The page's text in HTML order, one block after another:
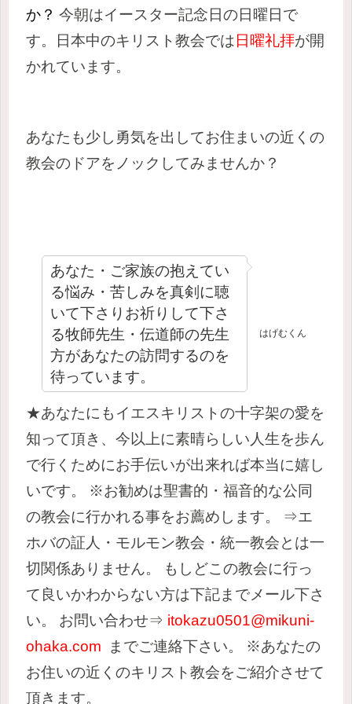
か？ 今朝はイースター記念日の日曜日で
す。日本中のキリスト教会では日曜礼拝が開
かれています。
あなたも少し勇気を出してお住まいの近くの
教会のドアをノックしてみませんか？
はげむくん
あなた・ご家族の抱えてい
る悩み・苦しみを真剣に聴
いて下さりお祈りして下さ
る牧師先生・伝道師の先生
方があなたの訪問するのを
待っています。
★あなたにもイエスキリストの十字架の愛を
知って頂き、今以上に素晴らしい人生を歩ん
で行くためにお手伝いが出来れば本当に嬉し
いです。
※お勧めは聖書的・福音的な公同
の教会に行かれる事をお薦めします。
⇒エ
ホバの証人・モルモン教会・統一教会とは一
切関係ありません。
もしどこの教会に行っ
て良いかわからない方は下記までメール下さ
い。
お問い合わせ⇒ itokazu0501@mikuni-
ohaka.com
までご連絡下さい。
※あなたの
お住いの近くのキリスト教会をご紹介させて
頂きます。